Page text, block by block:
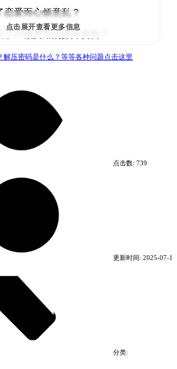
恋爱而心烦意乱？
无常的、喜欢感觉的女孩，她们经
少一次珍贵的经历。
白的告诉你所有想要的答案，但只
能获取到不错的恋爱经验，或许为
提高现实生活中恋爱成功的机率。
解密，迎接战斗，难度适中，可能
点击和拖放以完成游戏。
言，会有更欢乐的对白。
查看。
点击展开查看更多信息
解压密码是什么？等等各种问题点击这里
点击数: 739
更新时间: 2025-07-10
分类: